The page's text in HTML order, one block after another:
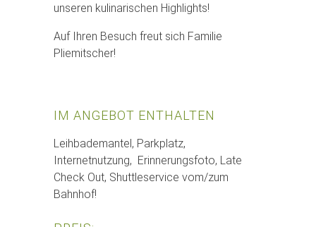
unseren kulinarischen Highlights!
Auf Ihren Besuch freut sich Familie
Pliemitscher!
IM ANGEBOT ENTHALTEN
Leihbademantel, Parkplatz,
Internetnutzung, Erinnerungsfoto, Late
Check Out, Shuttleservice vom/zum
Bahnhof!